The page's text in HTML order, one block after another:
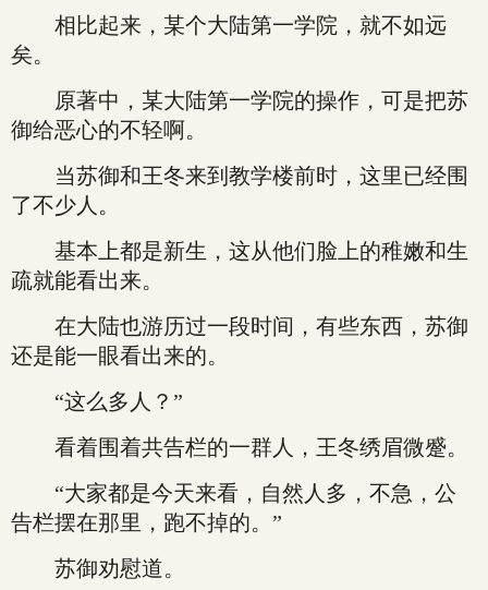
相比起来，某个大陆第一学院，就不如远
矣。
原著中，某大陆第一学院的操作，可是把苏
御给恶心的不轻啊。
当苏御和王冬来到教学楼前时，这里已经围
了不少人。
基本上都是新生，这从他们脸上的稚嫩和生
疏就能看出来。
在大陆也游历过一段时间，有些东西，苏御
还是能一眼看出来的。
“这么多人？”
看着围着共告栏的一群人，王冬绣眉微蹙。
“大家都是今天来看，自然人多，不急，公
告栏摆在那里，跑不掉的。”
苏御劝慰道。